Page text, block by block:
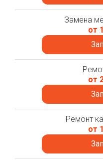
Замена
от
от
Ремонт
от